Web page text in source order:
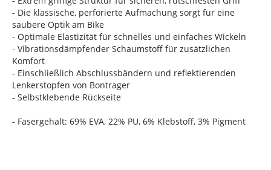
- Die klassische, perforierte Aufmachung sorgt für eine
saubere Optik am Bike
- Optimale Elastizität für schnelles und einfaches Wickeln
- Vibrationsdämpfender Schaumstoff für zusätzlichen
Komfort
- Einschließlich Abschlussbändern und reflektierenden
Lenkerstopfen von Bontrager
- Selbstklebende Rückseite
- Fasergehalt: 69% EVA, 22% PU, 6% Klebstoff, 3% Pigment